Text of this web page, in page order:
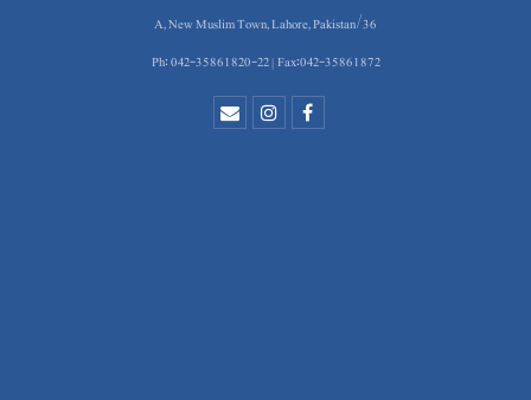
36/A, New Muslim Town, Lahore, Pakistan
Ph: 042-35861820-22 | Fax:042-35861872